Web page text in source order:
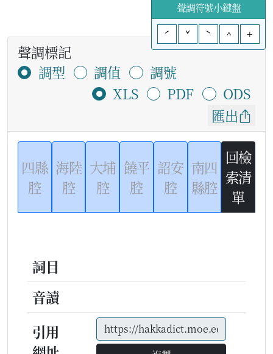
聲調符號小鍵盤
ˊ
ˇ ˋ ^ +
聲調標記
調型
調值
調號
XLS
PDF
ODS
匯出
四縣
腔
海陸
腔
大埔
腔
饒平
腔
詔安
腔
南四
縣腔
回檢
索清
單
詞目
音讀
引用